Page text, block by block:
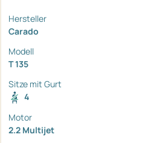
Hersteller
Carado
Modell
T 135
Sitze mit Gurt
4
Motor
2.2 Multijet